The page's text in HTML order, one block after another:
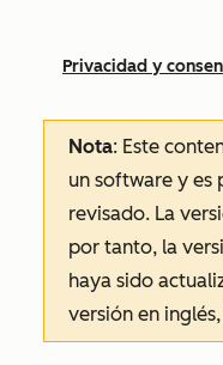
Privacidad y
Nota: Este
un software y es
revisado. La
por tanto, la
haya sido
versión en